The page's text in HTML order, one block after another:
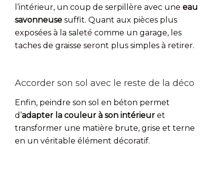
l’intérieur, un coup de serpillère avec une eau
savonneuse suffit. Quant aux pièces plus
exposées à la saleté comme un garage, les
taches de graisse seront plus simples à retirer.
Accorder son sol avec le reste de la déco
Enfin, peindre son sol en béton permet
d’adapter la couleur à son intérieur et
transformer une matière brute, grise et terne
en un véritable élément décoratif.